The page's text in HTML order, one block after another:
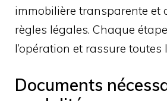
immobilière transparente et
règles légales. Chaque
l’opération et rassure toutes
Documents